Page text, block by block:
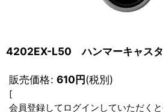
4202EX-L50 ハンマーキャス
販売価格: 610円(税別)
[
会員登録してログインしていただく